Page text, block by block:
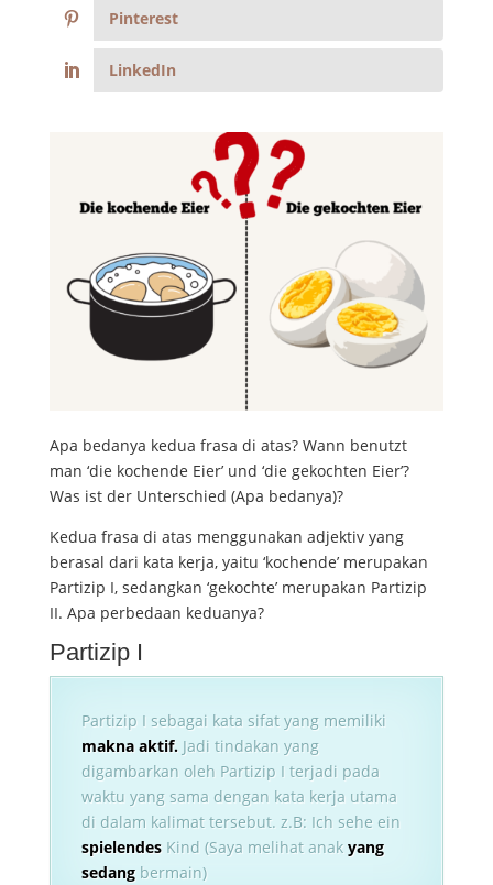
Pinterest
LinkedIn
Apa bedanya kedua frasa di atas? Wann benutzt
man ‘die kochende Eier’ und ‘die gekochten Eier’?
Was ist der Unterschied (Apa bedanya)?
Kedua frasa di atas menggunakan adjektiv yang
berasal dari kata kerja, yaitu ‘kochende’ merupakan
Partizip I, sedangkan ‘gekochte’ merupakan Partizip
II. Apa perbedaan keduanya?
Partizip I
Partizip I sebagai kata sifat yang memiliki
makna aktif.Jadi tindakan yang
digambarkan oleh Partizip I terjadi pada
waktu yang sama dengan kata kerja utama
di dalam kalimat tersebut. z.B: Ich sehe ein
spielendesKind (Saya melihat anak yang
sedangbermain)